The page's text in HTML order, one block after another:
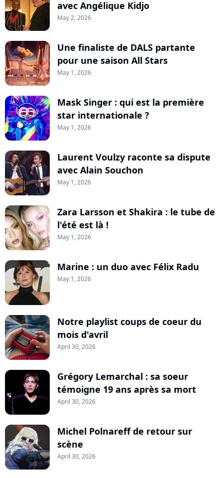
avec Angélique Kidjo
May 2, 2026
Une finaliste de DALS partante
pour une saison All Stars
May 1, 2026
Mask Singer : qui est la première
star internationale ?
May 1, 2026
Laurent Voulzy raconte sa dispute
avec Alain Souchon
May 1, 2026
Zara Larsson et Shakira : le tube de
l'été est là !
May 1, 2026
Marine : un duo avec Félix Radu
May 1, 2026
Notre playlist coups de coeur du
mois d'avril
April 30, 2026
Grégory Lemarchal : sa soeur
témoigne 19 ans après sa mort
April 30, 2026
Michel Polnareff de retour sur
scène
April 30, 2026